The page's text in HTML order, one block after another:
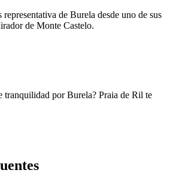
de Burela desde uno de sus
de Monte Castelo.
tranquilidad por Burela? Praia de Ril te